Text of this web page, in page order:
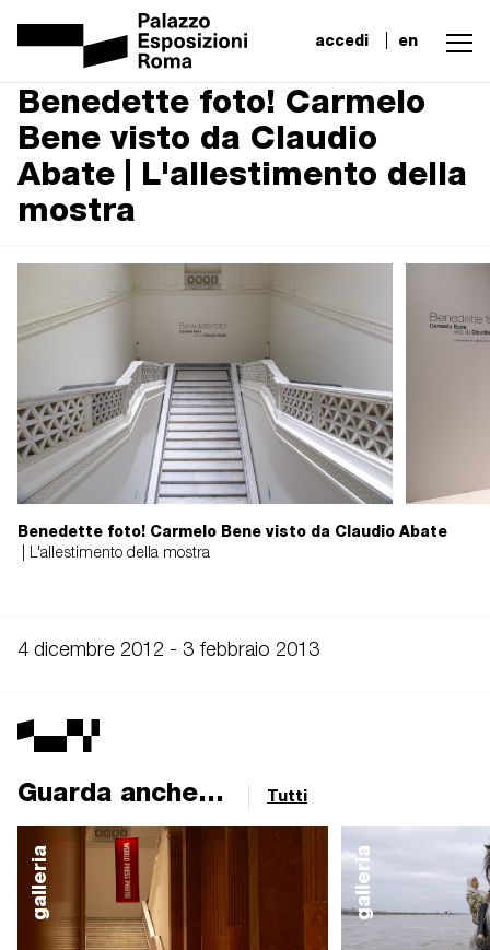
accedi en
Benedette foto! Carmelo
Bene visto da Claudio
Abate | L'allestimento della
mostra
Benedette foto! Carmelo Bene visto da Claudio Abate
| L'allestimento della mostra
4 dicembre 2012 - 3 febbraio 2013
Guarda anche... Tutti
galleria galleria